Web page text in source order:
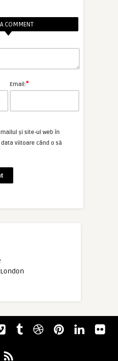
A COMMENT
Email:*
și site-ul web în
viitoare când o să